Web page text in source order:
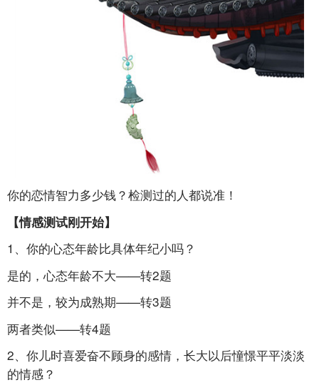
你的恋情智力多少钱？检测过的人都说准！
【情感测试刚开始】
1、你的心态年龄比具体年纪小吗？
是的，心态年龄不大——转2题
并不是，较为成熟期——转3题
两者类似——转4题
2、你儿时喜爱奋不顾身的感情，长大以后憧憬平平淡淡
的情感？